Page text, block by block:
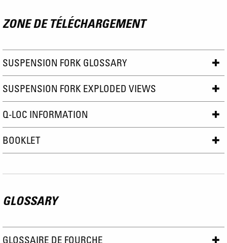
ZONE DE TÉLÉCHARGEMENT
SUSPENSION FORK GLOSSARY
SUSPENSION FORK EXPLODED VIEWS
Q-LOC INFORMATION
BOOKLET
GLOSSARY
GLOSSAIRE DE FOURCHE